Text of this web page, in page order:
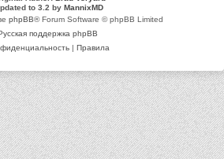
to 3.2 by MannixMD
phpBB® Forum Software © phpBB Limited
поддержка phpBB
| Правила